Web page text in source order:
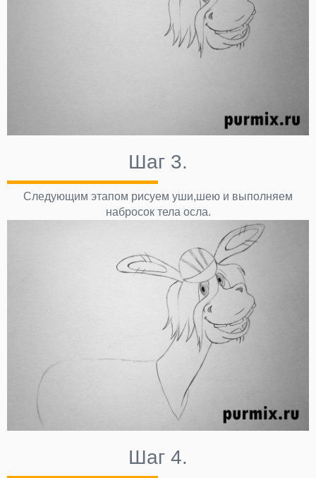
Шаг 3.
Следующим этапом рисуем уши,шею и выполняем
набросок тела осла.
Шаг 4.